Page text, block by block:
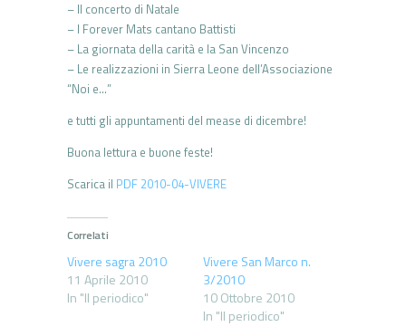
– Il concerto di Natale
– I Forever Mats cantano Battisti
– La giornata della carità e la San Vincenzo
– Le realizzazioni in Sierra Leone dell’Associazione
“Noi e…”
e tutti gli appuntamenti del mease di dicembre!
Buona lettura e buone feste!
Scarica il PDF 2010-04-VIVERE
Correlati
Vivere sagra 2010
11 Aprile 2010
In "Il periodico"
Vivere San Marco n.
3/2010
10 Ottobre 2010
In "Il periodico"